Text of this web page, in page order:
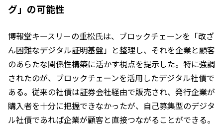
グ」の可能性
博報堂キースリーの重松氏は、ブロックチェーンを「改ざ
ん困難なデジタル証明基盤」と整理し、それを企業と顧客
のあらたな関係性構築に活かす視点を提示した。特に強調
されたのが、ブロックチェーンを活用したデジタル社債で
ある。従来の社債は証券会社経由で販売され、発行企業が
購入者を十分に把握できなかったが、自己募集型のデジタ
ル社債であれば企業が顧客と直接つながることができる。